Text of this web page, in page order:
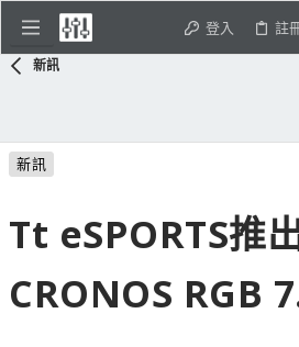
登入 註
新訊
新訊
Tt eSPORTS推
CRONOS RGB